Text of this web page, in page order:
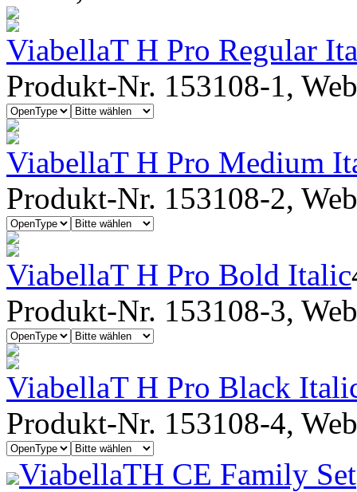
ViabellaT H Pro Regular
Produkt-Nr. 153108-1,
ViabellaT H Pro Medium
Produkt-Nr. 153108-2,
ViabellaT H Pro Bold Italic
Produkt-Nr. 153108-3,
ViabellaT H Pro Black
Produkt-Nr. 153108-4,
ViabellaTH CE Family Set